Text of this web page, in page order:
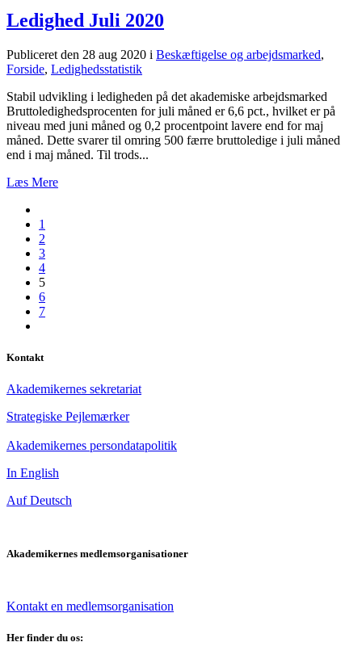
Ledighed Juli 2020
Publiceret den 28 aug 2020 i Beskæftigelse og arbejdsmarked,
Forside, Ledighedsstatistik
Stabil udvikling i ledigheden på det akademiske arbejdsmarked
Bruttoledighedsprocenten for juli måned er 6,6 pct., hvilket er på
niveau med juni måned og 0,2 procentpoint lavere end for maj
måned. Dette svarer til omring 500 færre bruttoledige i juli måned
end i maj måned. Til trods...
Læs Mere
1
2
3
4
5
6
7
Kontakt
Akademikernes sekretariat
Strategiske Pejlemærker
Akademikernes persondatapolitik
In English
Auf Deutsch
Akademikernes medlemsorganisationer
Kontakt en medlemsorganisation
Her finder du os: